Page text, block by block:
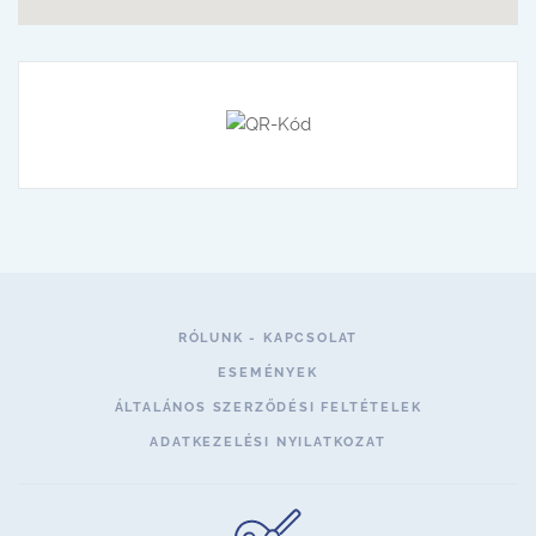
RÓLUNK - KAPCSOLAT
ESEMÉNYEK
ÁLTALÁNOS SZERZŐDÉSI FELTÉTELEK
ADATKEZELÉSI NYILATKOZAT